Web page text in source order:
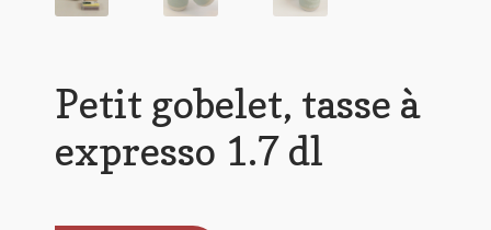
Petit gobelet, tasse à
expresso 1.7 dl